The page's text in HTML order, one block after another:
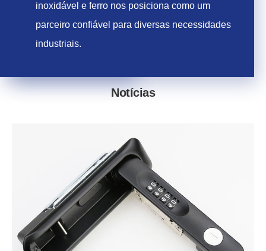
inoxidável e ferro nos posiciona como um
parceiro confiável para diversas necessidades
industriais.
Notícias